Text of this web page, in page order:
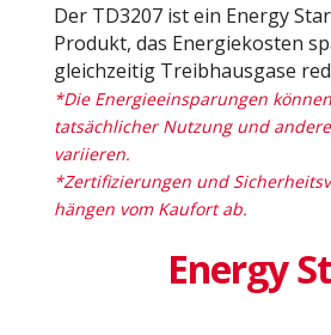
Der TD3207 ist ein Energy
Produkt, das Energiekosten
gleichzeitig Treibhausgase
*Die Energieeinsparungen
tatsächlicher Nutzung und
variieren.
*Zertifizierungen und
hängen vom Kaufort ab.
Energy